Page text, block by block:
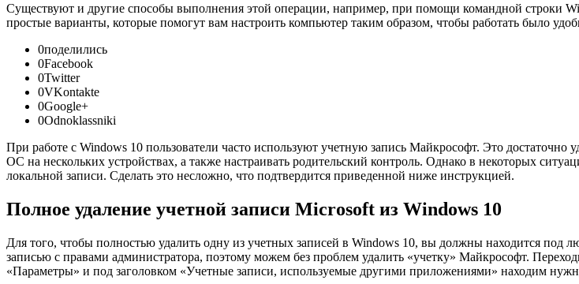
Существуют и другие способы выполнения этой операции, например, при помощи командной строки
простые варианты, которые помогут вам настроить компьютер таким образом, чтобы работать было
0поделились
0Facebook
0Twitter
0VKontakte
0Google+
0Odnoklassniki
При работе с Windows 10 пользователи часто используют учетную запись Майкрософт. Это
ОС на нескольких устройствах, а также настраивать родительский контроль. Однако в некоторых
локальной записи. Сделать это несложно, что подтвердится приведенной ниже инструкцией.
Полное удаление учетной записи Microsoft из Windows 10
Для того, чтобы полностью удалить одну из учетных записей в Windows 10, вы должны находится под
записью с правами администратора, поэтому можем без проблем удалить «учетку» Майкрософт.
«Параметры» и под заголовком «Учетные записи, используемые другими приложениями» находим